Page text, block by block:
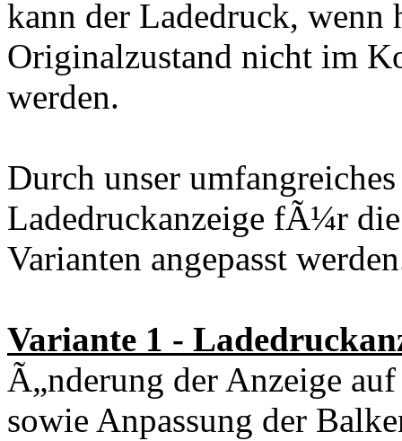
kann der Ladedruck,
Originalzustand nicht im
werden.
Durch unser
Ladedruckanzeige fÃ¼r
Varianten angepasst
Variante 1 -
Ã„nderung der Anzeige
sowie Anpassung der